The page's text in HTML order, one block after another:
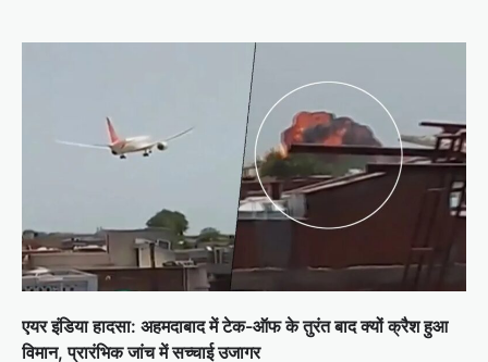
एयर इंडिया हादसा: अहमदाबाद में टेक-ऑफ के तुरंत बाद क्यों क्रैश हुआ
विमान, प्रारंभिक जांच में सच्चाई उजागर